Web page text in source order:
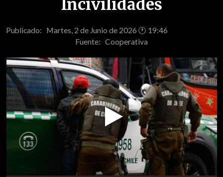
Incivilidades
Publicado: Martes, 2 de Junio de 2026 🕐 19:46
Fuente: Cooperativa
Video